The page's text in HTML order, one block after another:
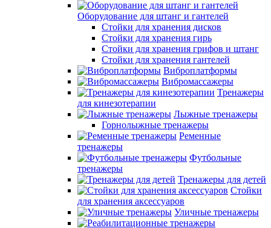
Оборудование для штанг и гантелей
Стойки для хранения дисков
Стойки для хранения гирь
Стойки для хранения грифов и штанг
Стойки для хранения гантелей
Виброплатформы
Вибромассажеры
Тренажеры
для кинезотерапии
Лыжные тренажеры
Горнолыжные тренажеры
Ременные
тренажеры
Футбольные
тренажеры
Тренажеры для детей
Стойки
для хранения аксессуаров
Уличные тренажеры